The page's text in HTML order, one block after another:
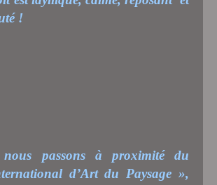
!
passons à proximité du
d’Art du Paysage »,